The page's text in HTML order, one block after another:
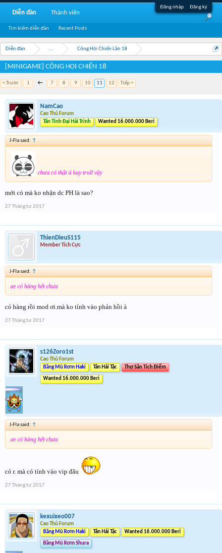
Đăng nhập Đăng ký
Diễn đàn ... Công Hội Chiến Lần 18
[MINIGAME] CÔNG HỘI CHIẾN 18
< Trước 1 ← 7 8 9 10 11 12 Tiếp >
NamCao
Cao Thủ Forum
Tân Tinh Đại Hải Trình
Wanted 16.000.000 Beri
J-Fla said: ↑
chưa có thật á hay troll vậy
mới có mà ko nhận dc PH là sao?
27 Tháng tư 2017
ThienDieuS115
Member Tích Cực
J-Fla said: ↑
ae có hàng hết chưa
có hàng rồi mod ơi.mà ko tính vào phản hồi à
27 Tháng tư 2017
s126Zoro1st
Cao Thủ Forum
Băng Mũ Rơm Haki
Tân Hải Tặc Thợ Săn Tích Điểm
Wanted 16.000.000 Beri
J-Fla said: ↑
ae có hàng hết chưa
có r. mà có tính vào vip đâu
27 Tháng tư 2017
kexuixeo007
Cao Thủ Forum
Băng Mũ Rơm Haki
Tân Hải Tặc Wanted 16.000.000 Beri
Băng Mũ Rơm Shura
Diễn đàn
Tìm kiếm diễn đàn Recent Posts
Thành viên